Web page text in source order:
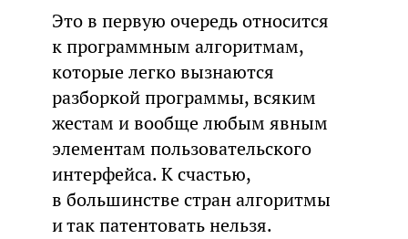
Это в первую очередь относится
к программным алгоритмам,
которые легко вызнаются
разборкой программы, всяким
жестам и вообще любым явным
элементам пользовательского
интерфейса. К счастью,
в большинстве стран алгоритмы
и так патентовать нельзя.